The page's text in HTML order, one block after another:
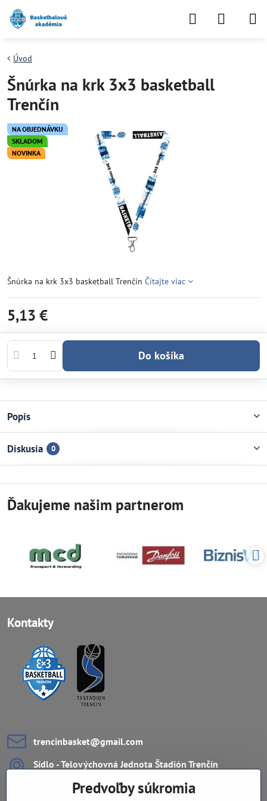
NA OBJEDNÁVKU
SKLADOM
NOVINKA
Úvod
Šnúrka na krk 3x3 basketball
Trenčín
Šnúrka na krk 3x3 basketball Trenčín Čítajte viac
5,13 €
Do košíka
Popis
Diskusia 0
Ďakujeme našim partnerom
Kontakty
trencinbasket​@gmail​.com
Sídlo - Telovýchovná Jednota Štadión Trenčín
911 08 TrenčínPredvoľby súkromia